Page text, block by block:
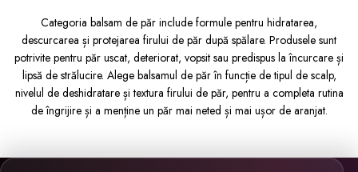
Categoria balsam de păr include formule pentru hidratarea,
descurcarea și protejarea firului de păr după spălare. Produsele sunt
potrivite pentru păr uscat, deteriorat, vopsit sau predispus la încurcare și
lipsă de strălucire. Alege balsamul de păr în funcție de tipul de scalp,
nivelul de deshidratare și textura firului de păr, pentru a completa rutina
de îngrijire și a menține un păr mai neted și mai ușor de aranjat.